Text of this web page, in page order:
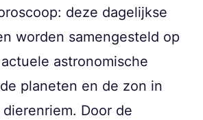
deze dagelijkse
worden samengesteld op
astronomische
planeten en de zon in
Door de